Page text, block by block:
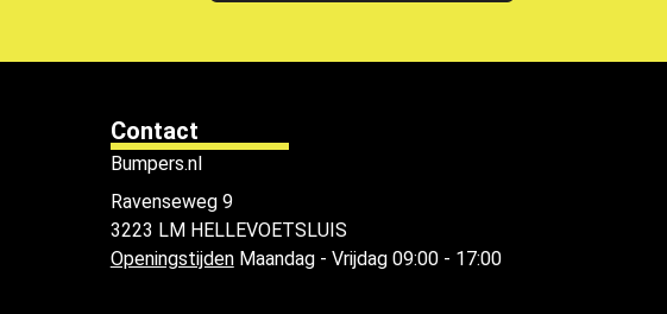
Contact
Bumpers.nl
Ravenseweg 9
3223 LM HELLEVOETSLUIS
OpeningstijdenMaandag - Vrijdag 09:00 - 17:00